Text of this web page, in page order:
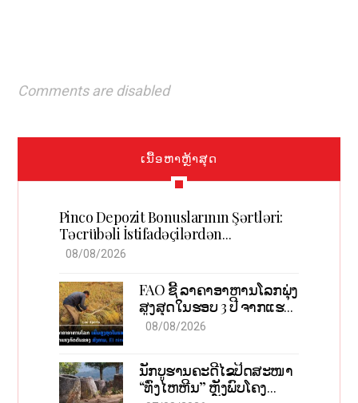
Comments are disabled
ເນື້ອຫາຫຼ້າສຸດ
Pinco Depozit Bonuslarının Şərtləri:
Təcrübəli İstifadəçilərdən
Məsləhətlər
08/08/2026
FAO ຊີ້ ລາຄາອາຫານໂລກພຸ່ງ
ສູງສຸດໃນຮອບ 3 ປີ ຈາກແຮງ
ກົດດັນຂອງສົງຄາມ, El nino
08/08/2026
ນັກບູຮານຄະດີໄຂປິດສະໜາ
“ທົ່ງໄຫຫີນ” ຫຼັງພົບໂຄງ